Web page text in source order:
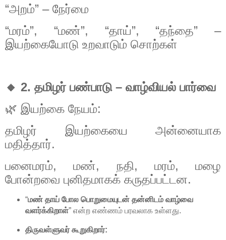
“அறம்” – நேர்மை
“மரம்”, “மண்”, “தாய்”, “தந்தை” –
இயற்கையோடு உறவாடும் சொற்கள்
🔸 2. தமிழர் பண்பாடு– வாழ்வியல் பார்வை
🌿 இயற்கை நேயம்:
தமிழர்
இயற்கையை
அன்னையாக
மதித்தார்.
பனைமரம்,மண், நதி, மரம், மழை
போன்றவை புனிதமாகக் கருதப்பட்டன.
“மண் தாய் போல பொறுமையுடன் தன்னிடம் வாழ்வை
வளர்க்கிறாள்” என்ற எண்ணம் பரவலாக உள்ளது.
திருவள்ளுவர் கூறுகிறார்: